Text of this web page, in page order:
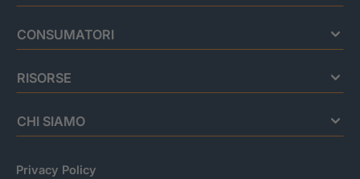
CONSUMATORI
RISORSE
CHI SIAMO
Privacy Policy